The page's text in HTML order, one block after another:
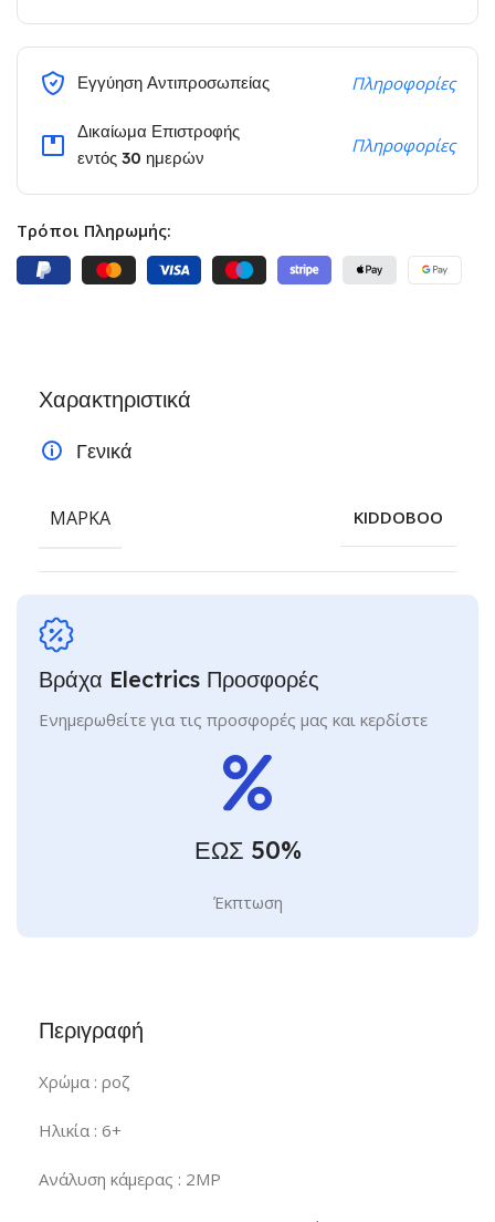
Εγγύηση Αντιπροσωπείας Πληροφορίες
Δικαίωμα Επιστροφής
εντός 30 ημερών
Πληροφορίες
Τρόποι Πληρωμής:
Περιγραφή
Χρώμα : ροζ
Ηλικία : 6+
Ανάλυση κάμερας : 2MP
Χαρακτηριστικά
Γενικά
ΜΆΡΚΑ KIDDOBOO
Βράχα Electrics Προσφορές
Ενημερωθείτε για τις προσφορές μας και κερδίστε
ΕΩΣ 50%
Έκπτωση